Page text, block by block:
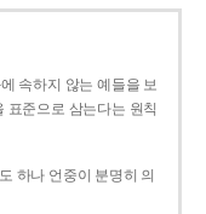
속하지 않는 예들을 보
표준으로 삼는다는 원칙
하나 언중이 분명히 의